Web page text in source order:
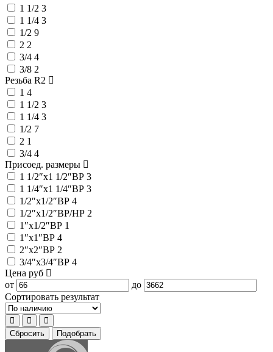
1 1/2 3
1 1/4 3
1/2 9
2 2
3/4 4
3/8 2
Резьба R2
1 4
1 1/2 3
1 1/4 3
1/2 7
2 1
3/4 4
Присоед. размеры
1 1/2″x1 1/2″ВР 3
1 1/4″x1 1/4″ВР 3
1/2″x1/2″ВР 4
1/2″x1/2″ВР/НР 2
1″x1/2″ВР 1
1″x1″ВР 4
2″x2″ВР 2
3/4″x3/4″ВР 4
Цена руб
от
до
Сортировать результат
Сбросить Подобрать